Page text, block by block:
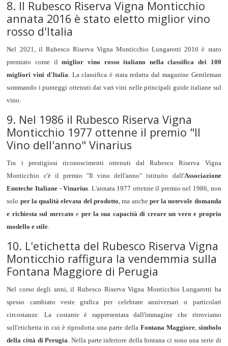
8. Il Rubesco Riserva Vigna Monticchio
annata 2016 è stato eletto miglior vino
rosso d'Italia
Nel 2021, il Rubesco Riserva Vigna Monticchio Lungarotti 2016 è stato
premiato come ilmiglior vino rosso italiano nella classifica dei 100
migliori vini d'Italia . La classifica è stata redatta dal magazine Gentleman
sommando i punteggi ottenuti dai vari vini nelle principali guide italiane sul
vino.
9. Nel 1986 il Rubesco Riserva Vigna
Monticchio 1977 ottenne il premio "Il
Vino dell'anno" Vinarius
Tra i prestigiosi riconoscimenti ottenuti dal Rubesco Riserva Vigna
Monticchio c'è il premio "Il vino dell'anno" istituito dall'Associazione
Enoteche Italiane - Vinarius . L'annata 1977 ottenne il premio nel 1986, non
solo per la qualità elevata del prodotto , ma anche per la notevole domanda
e richiesta sul mercato e per la sua capacità di creare un vero e proprio
modello e stile
10. L'etichetta del Rubesco Riserva Vigna
Monticchio raffigura la vendemmia sulla
Fontana Maggiore di Perugia
Nel corso degli anni, il Rubesco Riserva Vigna Monticchio Lungarotti ha
spesso cambiato veste grafica per celebrare anniversari o particolari
circostanze. La costante è rappresentata dall'immagine che ritroviamo
sull'etichetta in cui è riprodotta una parte della Fontana Maggiore, simbolo
della città di Perugia . Nella parte inferiore della fontana ci sono una serie di